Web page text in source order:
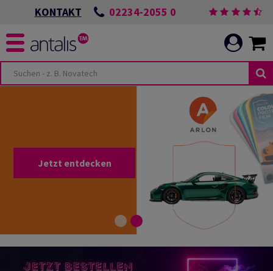
KONTAKT 02234-2055 0
Jetzt entdecken